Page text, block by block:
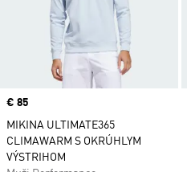
Price
€ 85
MIKINA ULTIMATE365
CLIMAWARM S OKRÚHLYM
VÝSTRIHOM